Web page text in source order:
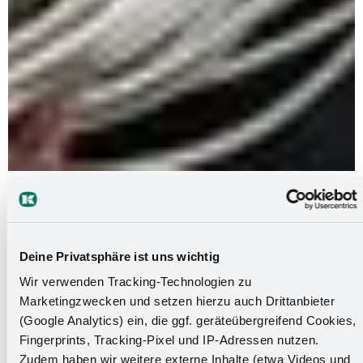
Deine Privatsphäre ist uns wichtig
Wir verwenden Tracking-Technologien zu
Marketingzwecken und setzen hierzu auch Drittanbieter
(Google Analytics) ein, die ggf. geräteübergreifend Cookies,
Fingerprints, Tracking-Pixel und IP-Adressen nutzen.
Zudem haben wir weitere externe Inhalte (etwa Videos und
Ausbildung zum Elektroniker -
Betriebstechnik (m/w/d)
Der Ausbildungscheck für
dein perfektes Match: